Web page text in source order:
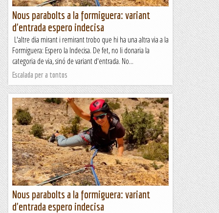
Nous parabolts a la formiguera: variant
d'entrada espero indecisa
L'altre dia mirant i remirant trobo que hi ha una altra via a la
Formiguera: Espero la Indecisa. De fet, no li donaria la
categoria de via, sinó de variant d'entrada. No...
Escalada per a tontos
Nous parabolts a la formiguera: variant
d'entrada espero indecisa